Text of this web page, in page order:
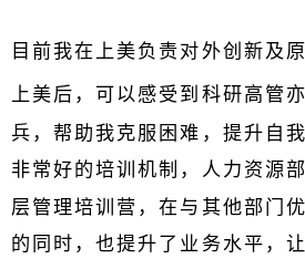
目前我在上美负责对外创新及
上美后，可以感受到科研高管
兵，帮助我克服困难，提升自
非常好的培训机制，人力资源
层管理培训营，在与其他部门
的同时，也提升了业务水平，